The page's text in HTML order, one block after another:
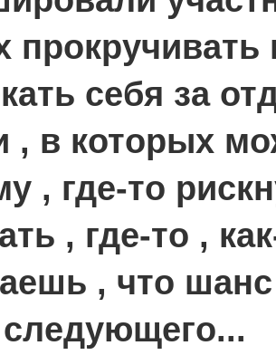
себя за
, в которых
, где-то
, где-то ,
, что